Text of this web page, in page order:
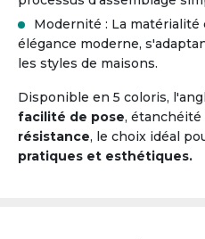
Modernité : La
élégance moderne,
les styles de maisons.
Disponible en 5 coloris,
facilité de pose, étanchéité
résistance, le choix idéal
pratiques et esthétiques.